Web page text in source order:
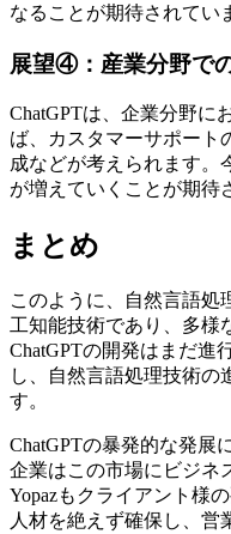
なることが期待されてい
展望④：産業分野で
ChatGPTは、企業分野に
ば、カスタマーサポート
成などが考えられます。
が増えていくことが期待
まとめ
このように、自然言語処
工知能技術であり、多様
ChatGPTの開発はまだ進
し、自然言語処理技術の
す。
ChatGPTの暴発的な発展
企業はこの市場にビジネ
Yopazもクライアント様
人材を絶えず確保し、営